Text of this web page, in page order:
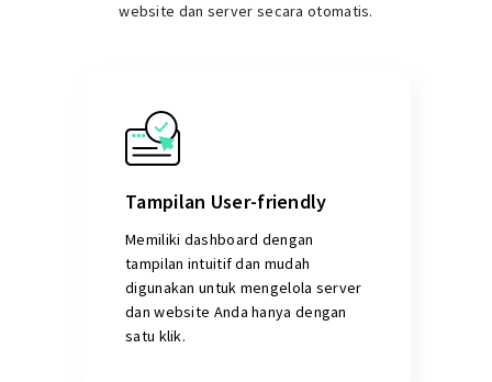
website dan server secara otomatis.
Tampilan User-friendly
Memiliki dashboard dengan
tampilan intuitif dan mudah
digunakan untuk mengelola server
dan website Anda hanya dengan
satu klik.